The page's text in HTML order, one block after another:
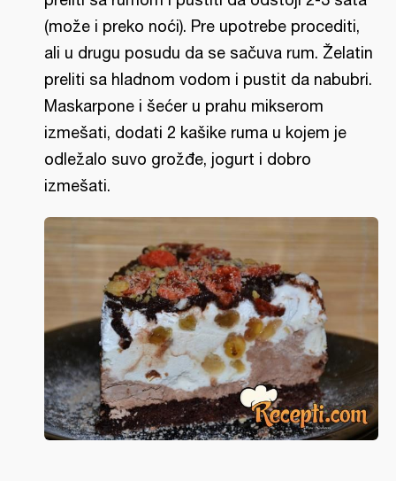
(može i preko noći). Pre upotrebe procediti,
ali u drugu posudu da se sačuva rum. Želatin
preliti sa hladnom vodom i pustit da nabubri.
Maskarpone i šećer u prahu mikserom
izmešati, dodati 2 kašike ruma u kojem je
odležalo suvo grožđe, jogurt i dobro
izmešati.